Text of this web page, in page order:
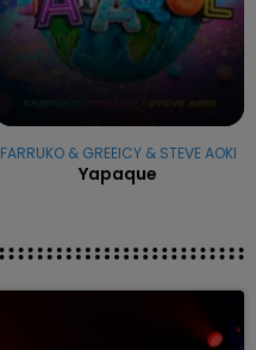
FARRUKO & GREEICY & STEVE AOKI
Yapaque